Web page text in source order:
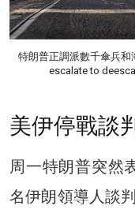
特朗普正調派數千傘兵
escalate to
美伊停戰談
周一特朗普突然
名伊朗領導人談